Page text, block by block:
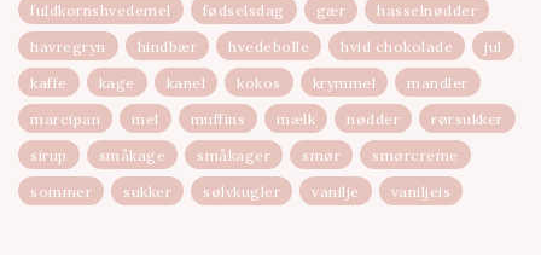
fuldkornshvedemel
fødselsdag gær
hasselnødder
havregryn
hindbær hvedebolle hvid chokolade
jul
kaffe
kage kanel kokos krymmel
mandler
marcipan
mel muffins mælk nødder
rørsukker
sirup
småkage småkager smør
smørcreme
sommer
sukker sølvkugler vanilje vaniljeis